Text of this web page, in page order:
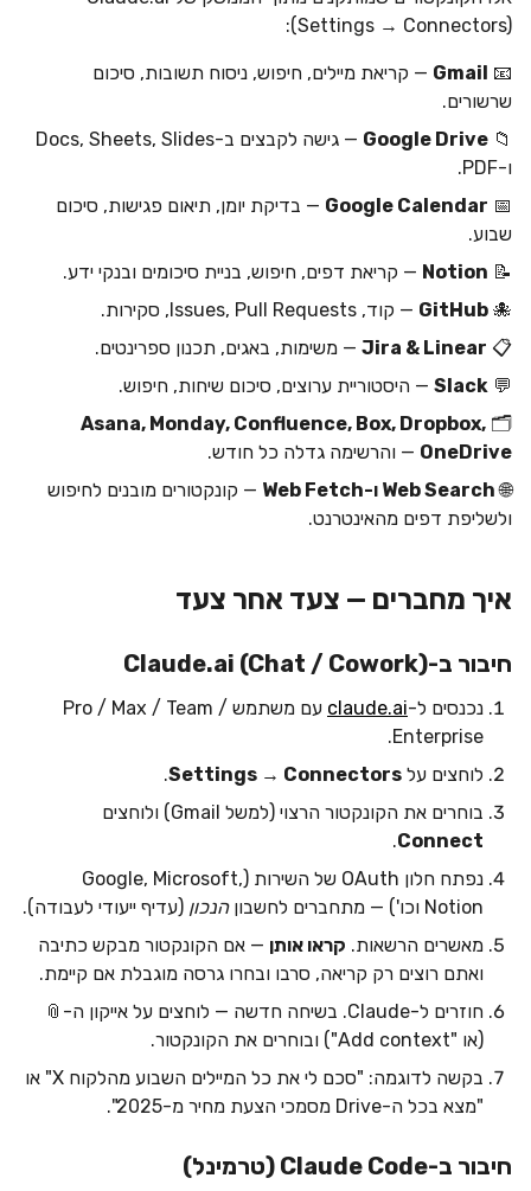
(Settings → Connectors):
📧
Gmail — קריאת מיילים, חיפוש, ניסוח תשובות, סיכום
שרשורים.
📁
Google Drive
— גישה לקבצים ב-Docs, Sheets, Slides
ו-PDF.
📅
Google Calendar — בדיקת יומן, תיאום פגישות, סיכום
שבוע.
📝
Notion — קריאת דפים, חיפוש, בניית סיכומים ובנקי ידע.
🐙
GitHub — קוד, Issues, Pull Requests, סקירות.
📋
Jira & Linear — משימות, באגים, תכנון ספרינטים.
💬
Slack — היסטוריית ערוצים, סיכום שיחות, חיפוש.
🗂️
Asana, Monday, Confluence, Box, Dropbox,
OneDrive — והרשימה גדלה כל חודש.
🌐Web Search ו-Web Fetch
— קונקטורים מובנים לחיפוש
ולשליפת דפים מהאינטרנט.
איך מחברים — צעד אחר צעד
חיבור ב-Claude.ai (Chat / Cowork)
נכנסים ל-claude.ai
עם משתמש Pro / Max / Team /
Enterprise.
לוחצים על Settings → Connectors
.
בוחרים את הקונקטור הרצוי (למשל Gmail) ולוחצים
Connect
.
נפתח חלון OAuth של השירות (Google, Microsoft,
Notion וכו') — מתחברים לחשבון
הנכון (עדיף ייעודי לעבודה).
מאשרים הרשאות. קראו אותן — אם הקונקטור מבקש כתיבה
ואתם רוצים רק קריאה, סרבו ובחרו גרסה מוגבלת אם קיימת.
חוזרים ל-Claude. בשיחה חדשה — לוחצים על אייקון ה-📎
(או "Add context") ובוחרים את הקונקטור.
בקשה לדוגמה: "סכם לי את כל המיילים השבוע מהלקוח X" או
"מצא בכל ה-Drive מסמכי הצעת מחיר מ-2025".
חיבור ב-Claude Code (טרמינל)